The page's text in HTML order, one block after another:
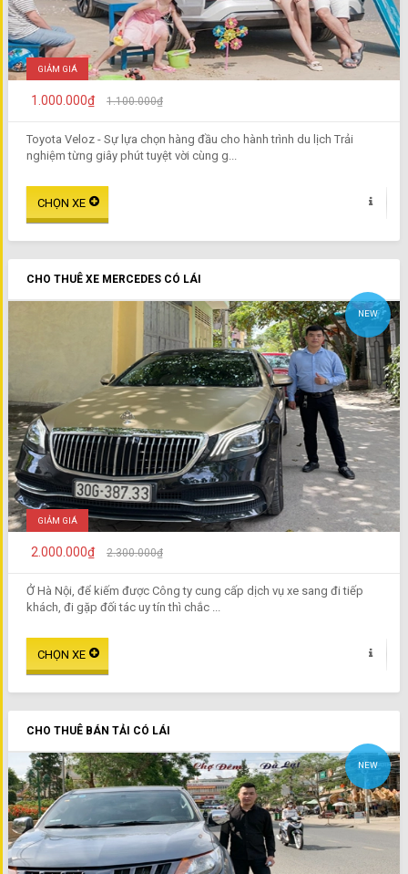
GIẢM GIÁ
1.000.000₫ 1.100.000₫
Toyota Veloz - Sự lựa chọn hàng đầu cho hành trình du lịch Trải
nghiệm từng giây phút tuyệt vời cùng g...
CHO THUÊ XE MERCEDES CÓ LÁI
NEW
GIẢM GIÁ
2.000.000₫ 2.300.000₫
Ở Hà Nội, để kiếm được Công ty cung cấp dịch vụ xe sang đi tiếp
khách, đi gặp đối tác uy tín thì chắc ...
CHO THUÊ BÁN TẢI CÓ LÁI
NEW